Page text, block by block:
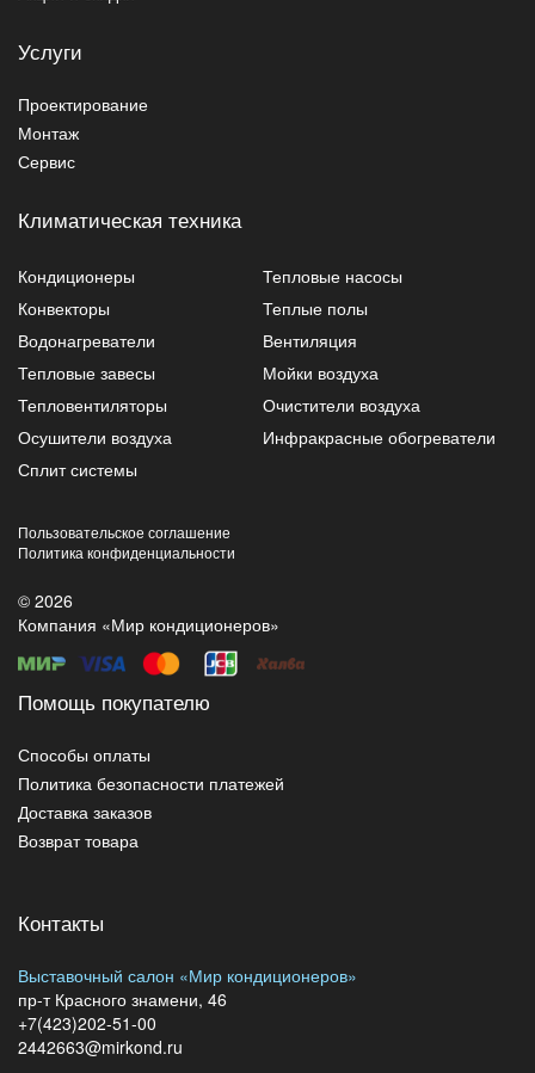
Услуги
Проектирование
Монтаж
Сервис
Климатическая техника
Кондиционеры
Тепловые насосы
Конвекторы
Теплые полы
Водонагреватели
Вентиляция
Тепловые завесы
Мойки воздуха
Тепловентиляторы
Очистители воздуха
Осушители воздуха
Инфракрасные обогреватели
Сплит системы
Пользовательское соглашение
Политика конфиденциальности
© 2026
Компания «Мир кондиционеров»
Помощь покупателю
Способы оплаты
Политика безопасности платежей
Доставка заказов
Возврат товара
Контакты
Выставочный салон «Мир кондиционеров»
пр-т Красного знамени, 46
+7(423)202-51-00
2442663@mirkond.ru